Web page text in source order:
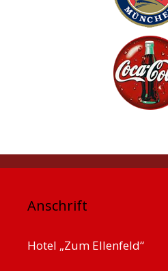
Anschrift
Hotel „Zum Ellenfeld“